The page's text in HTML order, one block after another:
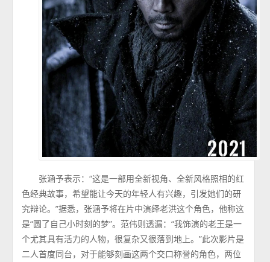
张涵予表示：“这是一部用全新视角、全新风格照相的红
色经典故事，希望能让今天的年轻人有兴趣，引发她们的研
究辩论。”据悉，张涵予将在片中演绎老洪这个角色，他称这
是“圆了自己小时刻的梦”。范伟则透漏：“我饰演的老王是一
个尤其具有活力的人物，很复杂又很落到地上。”此次影片是
二人首度同台，对于能够刻画这两个交口称誉的角色，两位